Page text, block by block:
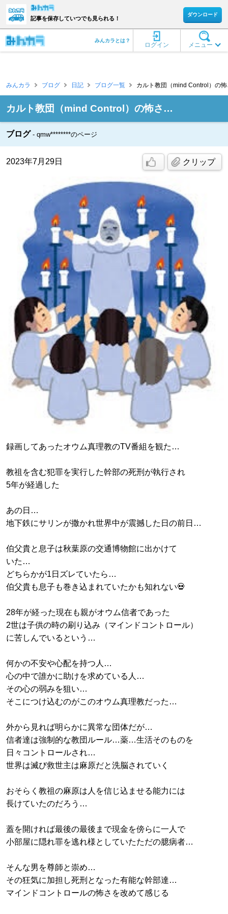
記事を保存していつでも見られる！
ダウンロード
メニュー
ログイン
みんカラとは？
みんカラ ブログ 日記 ブログ一覧 カルト教団（mind Control）の
カルト教団（mind Control）の怖さ…
ブログ qmw********のページ
2023年7月29日 クリップ
録画してあったオウム真理教のTV番組を観た…
教祖を含む犯罪を実行した幹部の死刑が執行され
5年が経過した
あの日…
地下鉄にサリンが撒かれ世界中が震撼した日の前日…
伯父貴と息子は秋葉原の交通博物館に出かけて
いた…
どちらかが1日ズレていたら…
伯父貴も息子も巻き込まれていたかも知れない💀
28年が経った現在も親がオウム信者であった
2世は子供の時の刷り込み（マインドコントロール）
に苦しんでいるという…
何かの不安や心配を持つ人…
心の中で誰かに助けを求めている人…
その心の弱みを狙い…
そこにつけ込むのがこのオウム真理教だった…
外から見れば明らかに異常な団体だが…
信者達は強制的な教団ルール…薬…生活そのものを
日々コントロールされ…
世界は滅び救世主は麻原だと洗脳されていく
おそらく教祖の麻原は人を信じ込ませる能力には
長けていたのだろう…
蓋を開ければ最後の最後まで現金を傍らに一人で
小部屋に隠れ罪を逃れ様としていたただの臆病者…
そんな男を尊師と崇め…
その狂気に加担し死刑となった有能な幹部達…
マインドコントロールの怖さを改めて感じる